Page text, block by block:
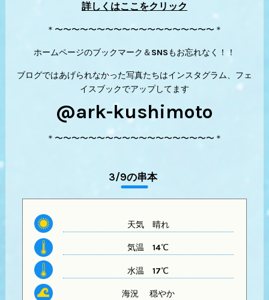
詳しくはここをクリック
＊〜〜〜〜〜〜〜〜〜〜〜〜〜〜〜〜〜〜〜＊
ホームページのブックマーク＆SNSもお忘れなく！！
ブログではあげられなかった写真たちはインスタグラム、フェ
イスブックでアップしてます
@ark-kushimoto
＊〜〜〜〜〜〜〜〜〜〜〜〜〜〜〜〜〜〜〜＊
3/9の串本
天気 晴れ
気温 14℃
水温 17℃
海況 穏やか